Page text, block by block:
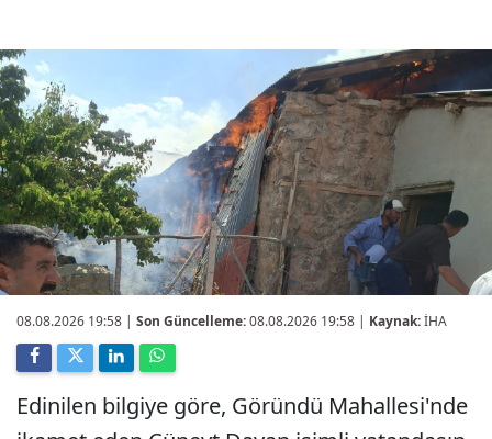
08.08.2026 19:58 | Son Güncelleme:08.08.2026 19:58 | Kaynak:İHA
Edinilen bilgiye göre, Göründü Mahallesi'nde